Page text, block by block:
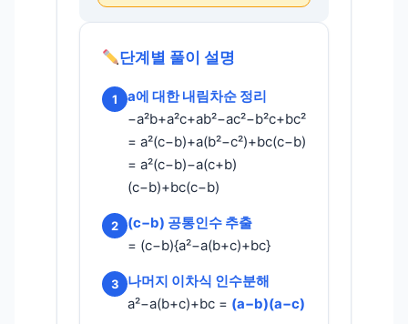
단계별 풀이 설명
1
a에 대한 내림차순 정리
−a²b+a²c+ab²−ac²−b²c+bc²
= a²(c−b)+a(b²−c²)+bc(c−b)
= a²(c−b)−a(c+b)
(c−b)+bc(c−b)
2
(c−b) 공통인수 추출
= (c−b){a²−a(b+c)+bc}
3
나머지 이차식 인수분해
a²−a(b+c)+bc = (a−b)(a−c)